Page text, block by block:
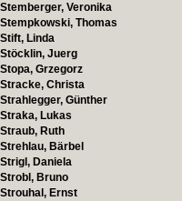
Stemberger, Veronika
Stempkowski, Thomas
Stift, Linda
Stöcklin, Juerg
Stopa, Grzegorz
Stracke, Christa
Strahlegger, Günther
Straka, Lukas
Straub, Ruth
Strehlau, Bärbel
Strigl, Daniela
Strobl, Bruno
Strouhal, Ernst